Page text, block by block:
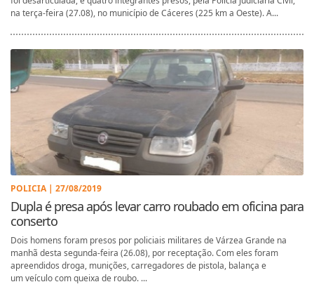
na terça-feira (27.08), no município de Cáceres (225 km a Oeste). A...
POLICIA | 27/08/2019
Dupla é presa após levar carro roubado em oficina para
conserto
Dois homens foram presos por policiais militares de Várzea Grande na
manhã desta segunda-feira (26.08), por receptação. Com eles foram
apreendidos droga, munições, carregadores de pistola, balança e
um veículo com queixa de roubo. ...